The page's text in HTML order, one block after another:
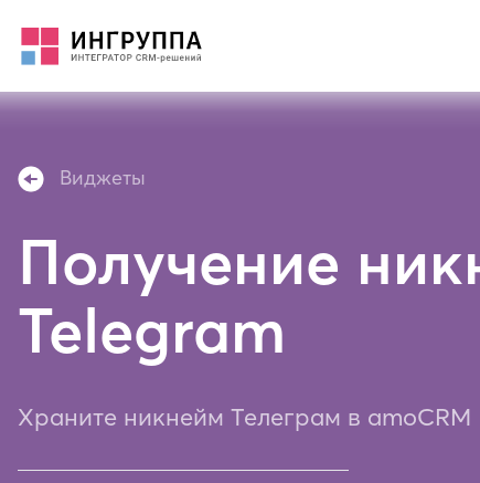
Виджеты
Получение
Telegram
Храните никнейм Телеграм в amoCRM